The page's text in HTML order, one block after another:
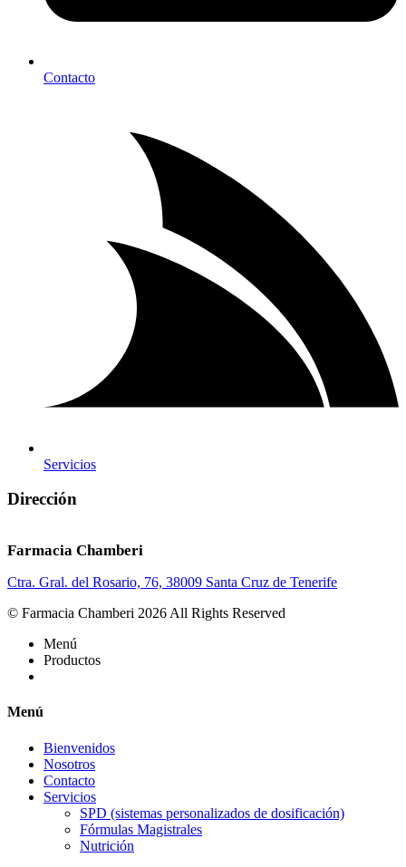
Contacto
Servicios
Dirección
Farmacia Chamberi
Ctra. Gral. del Rosario, 76, 38009 Santa Cruz de Tenerife
© Farmacia Chamberi 2026 All Rights Reserved
Menú
Productos
Menú
Bienvenidos
Nosotros
Contacto
Servicios
SPD (sistemas personalizados de dosificación)
Fórmulas Magistrales
Nutrición